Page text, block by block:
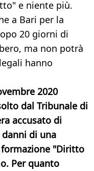
e niente più.
a Bari per la
20 giorni di
ma non potrà
hanno
2020
dal Tribunale di
accusato di
di una
"Diritto
Per quanto